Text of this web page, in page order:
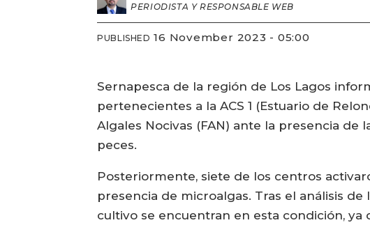
PERIODISTA Y RESPONSABLE WEB
PUBLISHED 16 November 2023 - 05:00
Sernapesca de la región de Los Lagos
pertenecientes a la ACS 1 (Estuario de
Algales Nocivas (FAN) ante la presencia de
peces.
Posteriormente, siete de los centros
presencia de microalgas. Tras el análisis
cultivo se encuentran en esta condición,